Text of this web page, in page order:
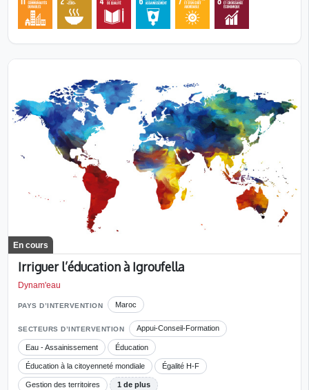
En cours
Irriguer l’éducation à Igroufella
Dynam'eau
PAYS D’INTERVENTION Maroc
SECTEURS D’INTERVENTION Appui-Conseil-Formation
Eau - Assainissement Éducation
Éducation à la citoyenneté mondiale Égalité H-F
Gestion des territoires 1 de plus